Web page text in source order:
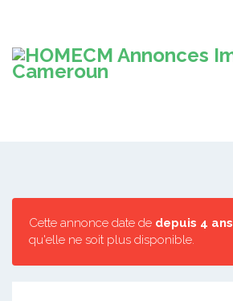
Cette annonce date de depuis 4 ans
qu'elle ne soit plus disponible.